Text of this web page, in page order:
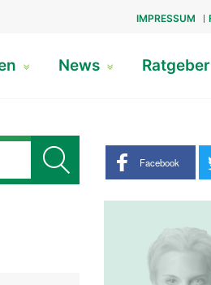
IMPRESSUM
News Ratgeber
Share buttons
Facebook